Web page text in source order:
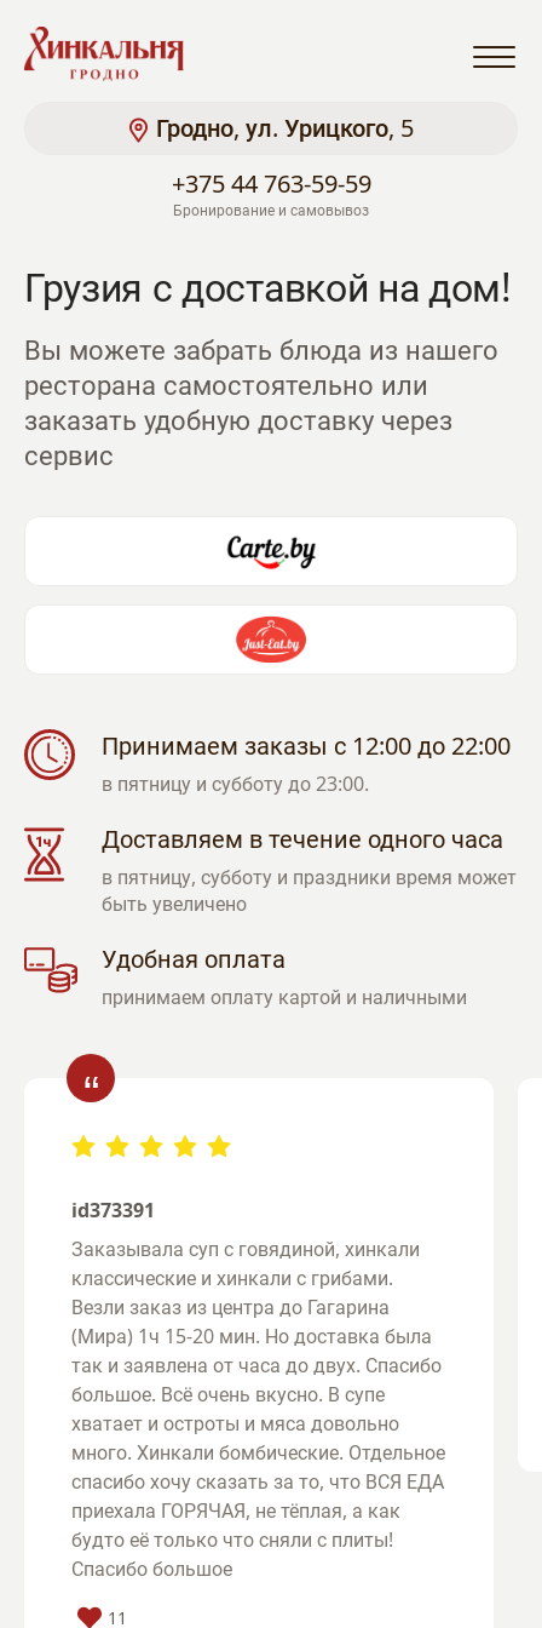
Х
И
К
Л
Ь
Г
А
В
Н
Гродно, ул. Урицкого, 5
+375 44 763-59-59
Бронирование и самовывоз
Грузия с доставкой на дом!
Вы можете забрать блюда из нашего
ресторана самостоятельно или
заказать удобную доставку через
сервис
Принимаем заказы с 12:00 до 22:00
в пятницу и субботу до 23:00.
Доставляем в течение одного часа
в пятницу, субботу и праздники время может
быть увеличено
Удобная оплата
принимаем оплату картой и наличными
“
id373391
Заказывала суп с говядиной, хинкали
классические и хинкали с грибами.
Везли заказ из центра до Гагарина
(Мира) 1ч 15-20 мин. Но доставка была
так и заявлена от часа до двух. Спасибо
большое. Всё очень вкусно. В супе
хватает и остроты и мяса довольно
много. Хинкали бомбические. Отдельное
спасибо хочу сказать за то, что ВСЯ ЕДА
приехала ГОРЯЧАЯ, не тёплая, а как
будто её только что сняли с плиты!
Спасибо большое
11